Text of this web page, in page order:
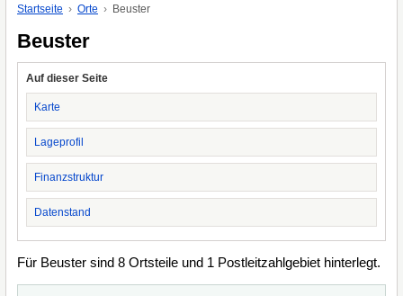
Startseite Orte Beuster
Beuster
Auf dieser Seite
Karte
Lageprofil
Finanzstruktur
Datenstand
Für Beuster sind 8 Ortsteile und 1 Postleitzahlgebiet hinterlegt.